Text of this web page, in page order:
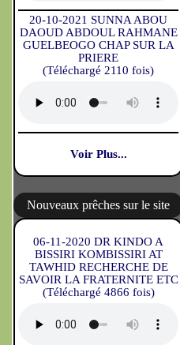
20-10-2021 SUNNA ABOU
DAOUD ABDOUL RAHMANE
GUELBEOGO CHAP SUR LA
PRIERE
(Téléchargé 2110 fois)
Voir Plus...
Nouveaux prêches sur le site
06-11-2020 DR KINDO A
BISSIRI KOMBISSIRI AT
TAWHID RECHERCHE DE
SAVOIR LA FRATERNITE ETC
(Téléchargé 4866 fois)